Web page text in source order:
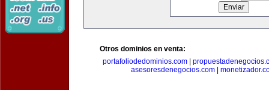
Otros dominios en venta:
portafoliodedominios.com|
asesoresdenegocios.com